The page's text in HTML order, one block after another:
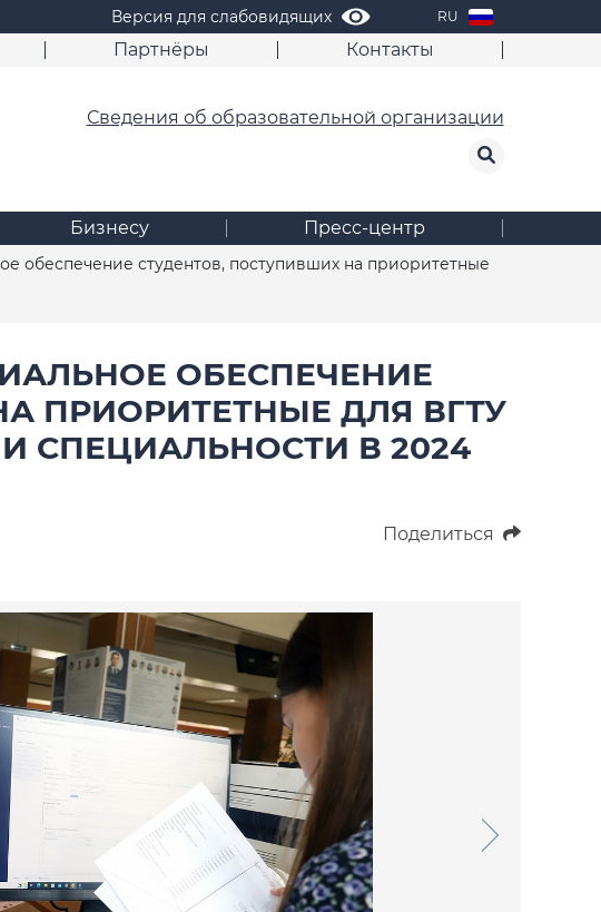
Версия для слабовидящих RU
Партнёры Контакты
Сведения об образовательной организации
Бизнесу Пресс-центр
обеспечение студентов, поступивших на приоритетные
ОБЕСПЕЧЕНИЕ
ПРИОРИТЕТНЫЕ ДЛЯ ВГТУ
СПЕЦИАЛЬНОСТИ В 2024
Поделиться